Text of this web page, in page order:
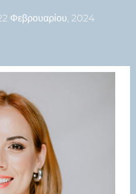
Φεβρουαρίου, 2024